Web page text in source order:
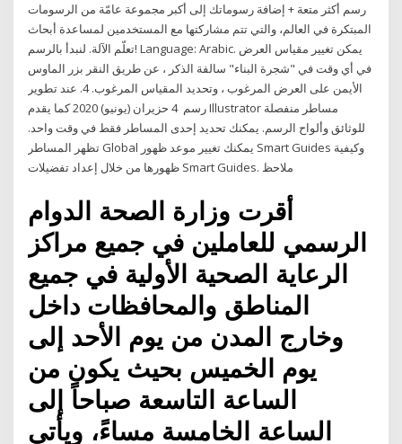
رسم أكثر متعة + إضافة رسوماتك إلى أكبر مجموعة عامّة من الرسومات
المبتكرة في العالم، والتي تتم مشاركتها مع المستخدمين لمساعدة أبحاث
تعلّم الآلة. لنبدأ بالرسم! Language: Arabic. يمكن تغيير مقياس العرض
في أي وقت في "شجرة البناء" سالفة الذكر ، عن طريق النقر بزر الماوس
الأيمن على العرض المرغوب ، وتحديد المقياس المرغوب. 4. عند تطوير
رسم 4 حزيران (يونيو) 2020 كما يقدم Illustrator مساطر منفصلة
للوثائق وألواح الرسم. يمكنك تحديد إحدى المساطر فقط في وقت واحد.
تظهر المساطر Global يمكنك تغيير موعد ظهور Smart Guides وكيفية
ظهورها من خلال إعداد تفضيلات Smart Guides. ملاحظ
أقرت وزارة الصحة الدوام
الرسمي للعاملين في جميع مراكز
الرعاية الصحية الأولية في جميع
المناطق والمحافظات داخل
وخارج المدن من يوم الأحد إلى
يوم الخميس بحيث يكون من
الساعة التاسعة صباحاً إلى
الساعة الخامسة مساءً، ويأتي